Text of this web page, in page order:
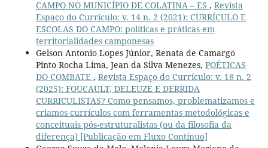
CAMPO NO MUNICÍPIO DE COLATINA – ES , Revista
Espaço do Currículo: v. 14 n. 2 (2021): CURRÍCULO E
ESCOLAS DO CAMPO: políticas e práticas em
territorialidades camponesas
Gelson Antonio Lopes Júnior, Renata de Camargo
Pinto Rocha Lima, Jean da Silva Menezes, POÉTICAS
DO COMBATE , Revista Espaço do Currículo: v. 18 n. 2
(2025): FOUCAULT, DELEUZE E DERRIDA
CURRICULISTAS? Como pensamos, problematizamos e
criamos currículos com ferramentas metodológicas e
conceituais pós-estruturalistas (ou da filosofia da
diferença) [Publicação em Fluxo Contínuo]